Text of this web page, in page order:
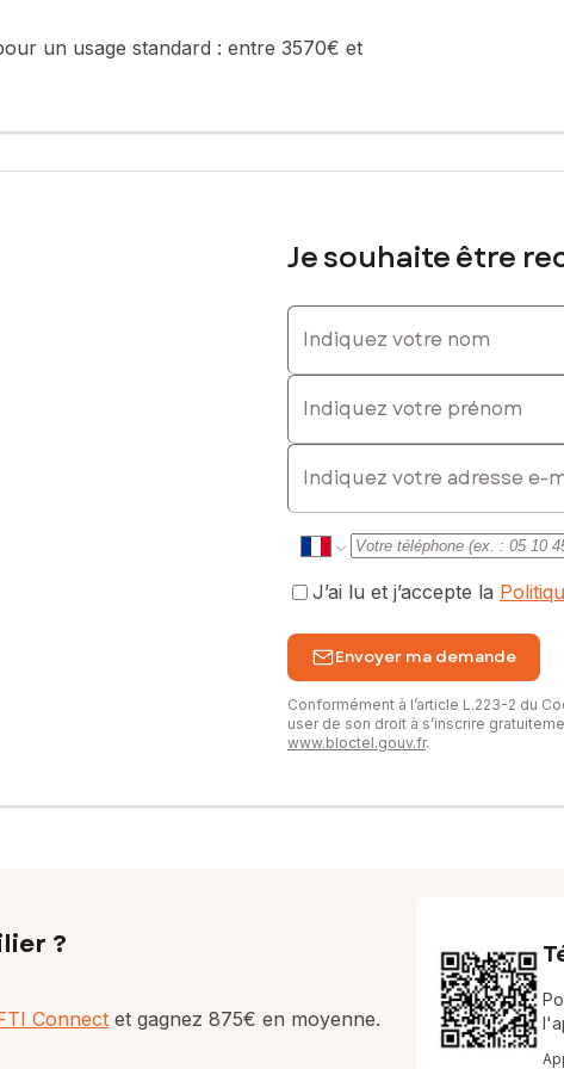
E-mail : david.valleau@safti.fr - EI - Agent commercial
un usage standard : entre 3570€ et
Je souhaite être
Indiquez votre nom
Indiquez votre prénom
E-mail
J’ai lu et j’accepte la
Envoyer ma demande
Conformément à l’article L.223-2 du
user de son droit à s’inscrire
www.bloctel.gouv.fr.
?
Connect et gagnez 875€ en moyenne.